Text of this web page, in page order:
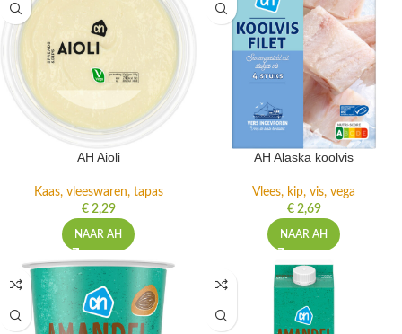
AH Aioli
Kaas, vleeswaren, tapas
€2,29
NAAR AH
AH Alaska koolvis
Vlees, kip, vis, vega
€2,69
NAAR AH